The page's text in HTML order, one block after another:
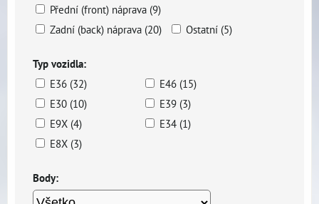
Přední (front) náprava (9)
Zadní (back) náprava (20)
Ostatní (5)
Typ vozidla:
E36 (32)
E46 (15)
E30 (10)
E39 (3)
E9X (4)
E34 (1)
E8X (3)
Body: